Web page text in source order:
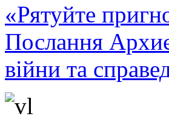
«Рятуйте
Послання
війни та